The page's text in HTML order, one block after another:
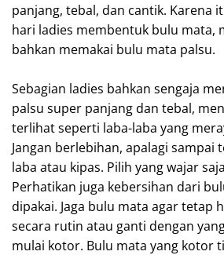
panjang, tebal, dan cantik. Karena
hari ladies membentuk bulu mata,
bahkan memakai bulu mata palsu.
Sebagian ladies bahkan sengaja
palsu super panjang dan tebal,
terlihat seperti laba-laba yang
Jangan berlebihan, apalagi sampai
laba atau kipas. Pilih yang wajar
Perhatikan juga kebersihan dari
dipakai. Jaga bulu mata agar tetap
secara rutin atau ganti dengan
mulai kotor. Bulu mata yang kotor